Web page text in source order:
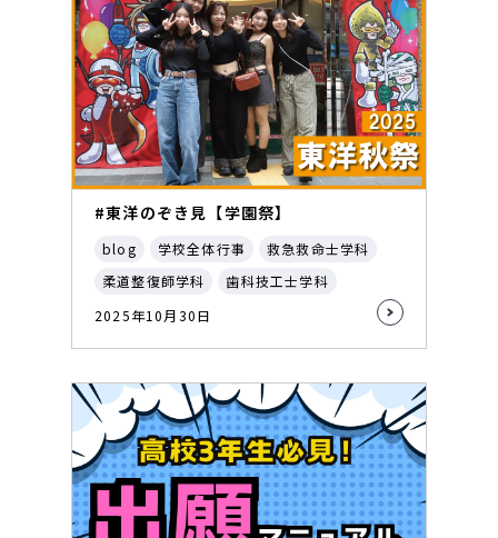
#東洋のぞき見【学園祭】
blog 学校全体行事
救急救命士学科
柔道整復師学科
歯科技工士学科
2025年10月30日